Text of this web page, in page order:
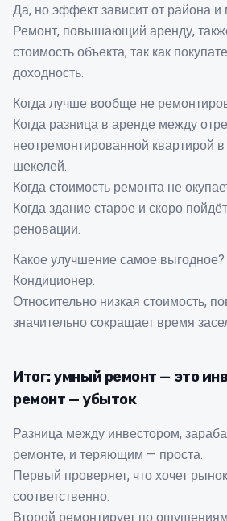
Да, но эффект зависит от района
Ремонт, повышающий аренду,
стоимость объекта, так как
доходность.
Когда лучше вообще не
Когда разница в аренде между
неотремонтированной квартирой
шекелей.
Когда стоимость ремонта не
Когда здание старое и скоро
реновации.
Какое улучшение самое выгодное?
Кондиционер.
Относительно низкая стоимость,
значительно сокращает время
Итог: умный ремонт — это
ремонт — убыток
Разница между инвестором,
ремонте, и теряющим — проста.
Первый проверяет, что хочет
соответственно.